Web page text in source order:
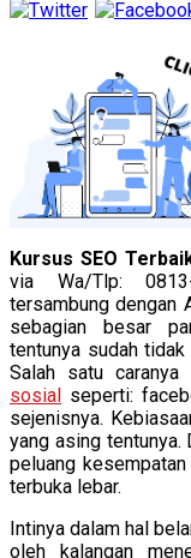
Kursus SEO
via Wa/Tlp:
tersambung dengan
sebagian besar
tentunya sudah
Salah satu
sosial seperti:
sejenisnya.
yang asing
peluang
terbuka lebar.
Intinya dalam hal
oleh kalangan